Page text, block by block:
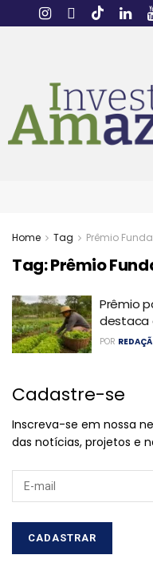
Home Tag Prêmio
Tag:Prêmio
Prêmio
destaca
POR
Cadastre-se
Inscreva-se em nossa
das notícias, projetos e